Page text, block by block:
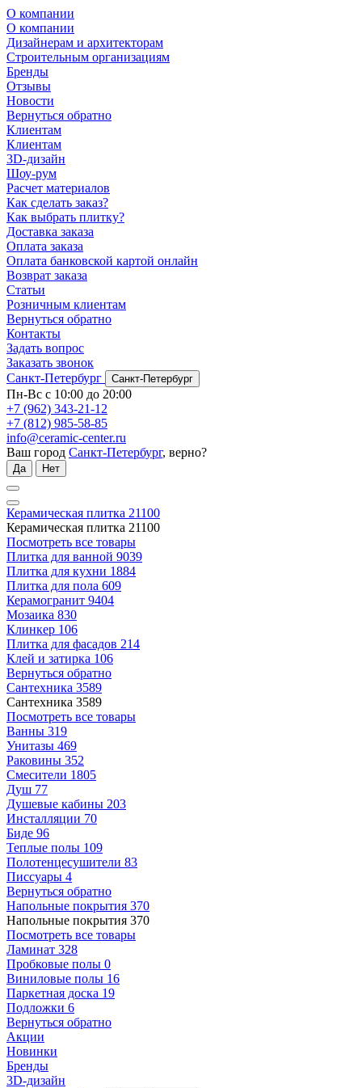
О компании
О компании
Дизайнерам и архитекторам
Строительным организациям
Бренды
Отзывы
Новости
Вернуться обратно
Клиентам
Клиентам
3D-дизайн
Шоу-рум
Расчет материалов
Как сделать заказ?
Как выбрать плитку?
Доставка заказа
Оплата заказа
Оплата банковской картой онлайн
Возврат заказа
Статьи
Розничным клиентам
Вернуться обратно
Контакты
Задать вопрос
Заказать звонок
Санкт-Петербург
Санкт-Петербург
Пн-Вс с 10:00 до 20:00
+7 (962) 343-21-12
+7 (812) 985-58-85
info@ceramic-center.ru
Ваш город Санкт-Петербург, верно?
Да Нет
Керамическая плитка 21100
Керамическая плитка 21100
Посмотреть все товары
Плитка для ванной 9039
Плитка для кухни 1884
Плитка для пола 609
Керамогранит 9404
Мозаика 830
Клинкер 106
Плитка для фасадов 214
Клей и затирка 106
Вернуться обратно
Сантехника 3589
Сантехника 3589
Посмотреть все товары
Ванны 319
Унитазы 469
Раковины 352
Смесители 1805
Душ 77
Душевые кабины 203
Инсталляции 70
Биде 96
Теплые полы 109
Полотенцесушители 83
Писсуары 4
Вернуться обратно
Напольные покрытия 370
Напольные покрытия 370
Посмотреть все товары
Ламинат 328
Пробковые полы 0
Виниловые полы 16
Паркетная доска 19
Подложки 6
Вернуться обратно
Акции
Новинки
Бренды
3D-дизайн